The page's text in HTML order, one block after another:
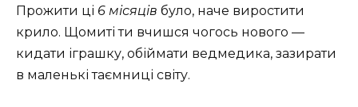
Прожити ці 6 місяців було, наче виростити
крило. Щомиті ти вчишся чогось нового —
кидати іграшку, обіймати ведмедика, зазирати
в маленькі таємниці світу.